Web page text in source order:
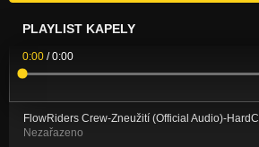
PLAYLIST KAPELY
0:00 /0:00
FlowRiders Crew-Zneužití (Official Audio)-
Nezařazeno